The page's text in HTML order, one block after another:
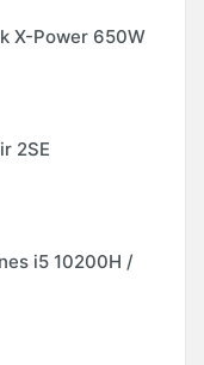
X-Power 650W
2SE
i5 10200H /